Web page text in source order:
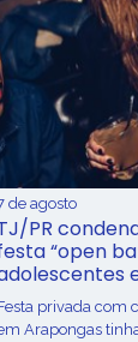
de agosto
PR
“open
privada com
Arapongas